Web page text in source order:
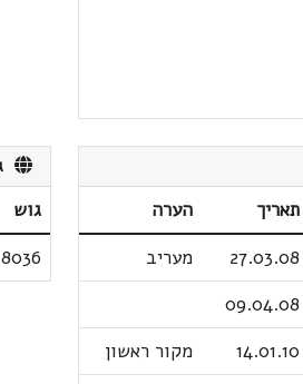
תאריך
הערה
27.03.08
מעריב
09.04.08
14.01.10
מקור ראשון
גוש
8036